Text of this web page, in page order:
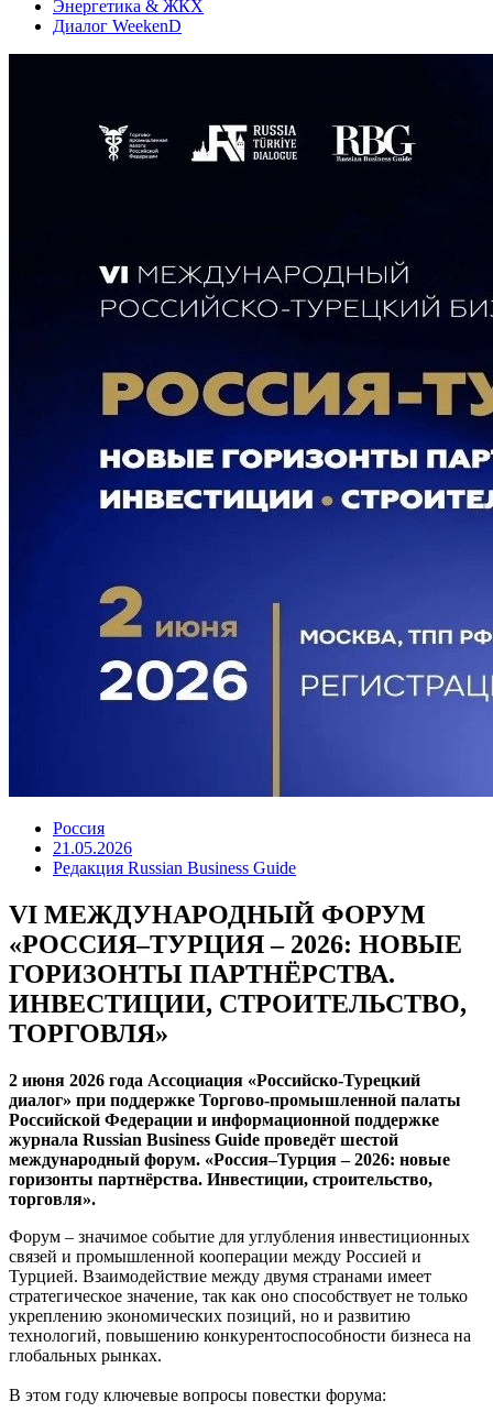
Энергетика & ЖКХ
Диалог WeekenD
Россия
21.05.2026
Редакция Russian Business Guide
VI МЕЖДУНАРОДНЫЙ ФОРУМ
«РОССИЯ–ТУРЦИЯ – 2026: НОВЫЕ
ГОРИЗОНТЫ ПАРТНЁРСТВА.
ИНВЕСТИЦИИ, СТРОИТЕЛЬСТВО,
ТОРГОВЛЯ»
2 июня 2026 года Ассоциация «Российско-Турецкий
диалог» при поддержке Торгово-промышленной палаты
Российской Федерации и информационной поддержке
журнала Russian Business Guide проведёт шестой
международный форум. «Россия–Турция – 2026: новые
горизонты партнёрства. Инвестиции, строительство,
торговля».
Форум – значимое событие для углубления инвестиционных
связей и промышленной кооперации между Россией и
Турцией. Взаимодействие между двумя странами имеет
стратегическое значение, так как оно способствует не только
укреплению экономических позиций, но и развитию
технологий, повышению конкурентоспособности бизнеса на
глобальных рынках.
В этом году ключевые вопросы повестки форума: